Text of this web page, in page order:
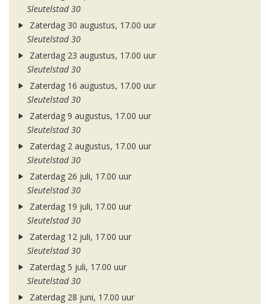
Sleutelstad 30
Zaterdag 30 augustus, 17.00 uur
Sleutelstad 30
Zaterdag 23 augustus, 17.00 uur
Sleutelstad 30
Zaterdag 16 augustus, 17.00 uur
Sleutelstad 30
Zaterdag 9 augustus, 17.00 uur
Sleutelstad 30
Zaterdag 2 augustus, 17.00 uur
Sleutelstad 30
Zaterdag 26 juli, 17.00 uur
Sleutelstad 30
Zaterdag 19 juli, 17.00 uur
Sleutelstad 30
Zaterdag 12 juli, 17.00 uur
Sleutelstad 30
Zaterdag 5 juli, 17.00 uur
Sleutelstad 30
Zaterdag 28 juni, 17.00 uur